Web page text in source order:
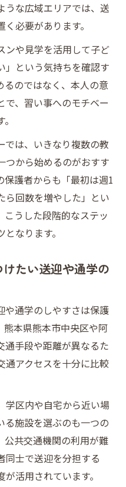
うな広域エリアでは、送
必要があります。
ンや見学を活用して子ど
」という気持ちを確認す
るのではなく、本人の意
で、習い事へのモチベー
では、いきなり複数の教
つから始めるのがおすす
護者からも「最初は週1
ら回数を増やした」とい
こうした段階的なステッ
なります。
たい送迎や通学の
や通学のしやすさは保護
熊本県熊本市中央区や阿
通手段や距離が異なるた
通アクセスを十分に比較
学区内や自宅から近い場
る施設を選ぶのも一つの
公共交通機関の利用が難
同士で送迎を分担する
活用されています。